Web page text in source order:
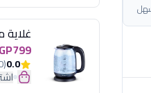
0.0
(0)